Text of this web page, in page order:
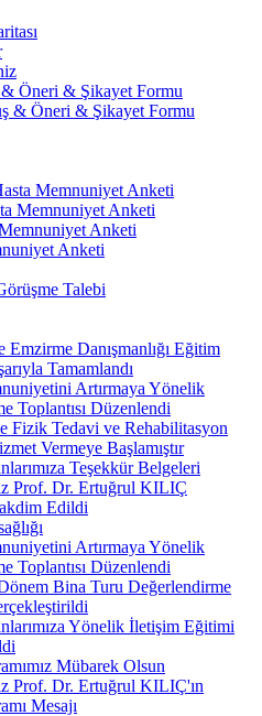
Öneri & Şikayet Formu
& Öneri & Şikayet Formu
Memnuniyet Anketi
Memnuniyet Anketi
Anketi
Anketi
Talebi
Emzirme Danışmanlığı Eğitim
Tamamlandı
Artırmaya Yönelik
Toplantısı Düzenlendi
Fizik Tedavi ve Rehabilitasyon
Vermeye Başlamıştır
Teşekkür Belgeleri
Prof. Dr. Ertuğrul KILIÇ
Edildi
Artırmaya Yönelik
Toplantısı Düzenlendi
Bina Turu Değerlendirme
Yönelik İletişim Eğitimi
Mübarek Olsun
Prof. Dr. Ertuğrul KILIÇ'ın
Mesajı